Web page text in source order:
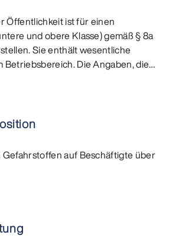
Öffentlichkeit ist für einen
und obere Klasse) gemäß § 8a
Sie enthält wesentliche
Betriebsbereich. Die Angaben, die
Gefahrstoffen auf Beschäftigte über